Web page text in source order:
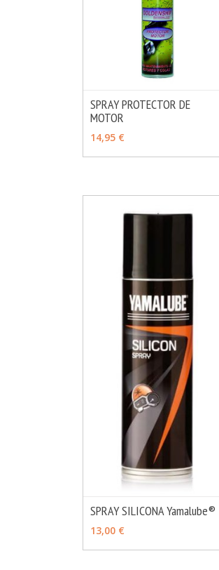
AÑADIR
SPRAY PROTECTOR DE
MOTOR
14,95 €
SPRAY SILICONA Yamalube®
13,00 €